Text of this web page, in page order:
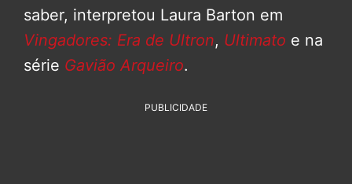
saber, interpretou Laura Barton em
Vingadores: Era de Ultron, Ultimato e na
série Gavião Arqueiro.
PUBLICIDADE